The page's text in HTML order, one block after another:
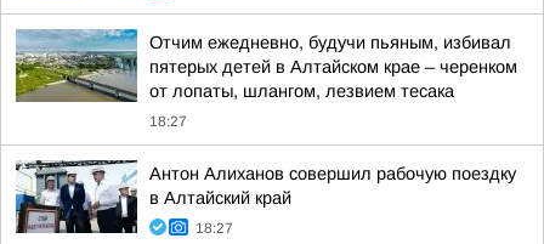
Отчим ежедневно, будучи пьяным, избивал
пятерых детей в Алтайском крае – черенком
от лопаты, шлангом, лезвием тесака
18:27
Антон Алиханов совершил рабочую поездку
в Алтайский край
18:27